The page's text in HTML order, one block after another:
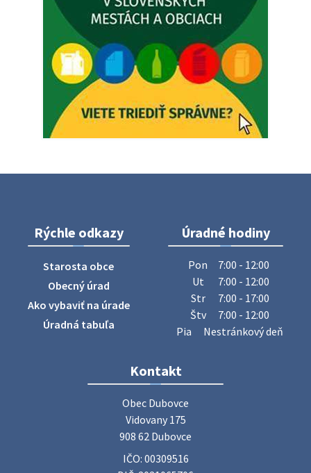
Vážený občan, zajtra 5. 8. sa bude zvážať komunálny odpad.
4. augusta 2026 15:30
Dnešný zvoz odpadu
Vážený občan, dnes 5. 8. sa zváža komunálny odpad.
5. augusta 2026 05:00
ZBER ŽELEZA
Obecný úrad oznamuje občanom, že v stredu 29. júla 2026
sa v našej obci uskutoční zber železa. Pracovníci Obecného
úradu budú od 8.00 hod. prechádzať obcou a zbierať
železný odpad …
27. júla 2026 06:31
Zájazd do Veľkého Medera
Základná organizácia Únie žien Slovenska Dubovce
srdečne pozýva svoje členky, ich rodinných príslušníkov aj
priateľov na jednodňový zájazd na termálne kúpalisko
Rýchle odkazy
Starosta obce
Obecný úrad
Ako vybaviť na úrade
Úradná tabuľa
Úradné hodiny
Pon
7:00 - 12:00
Ut
7:00 - 12:00
Str
7:00 - 17:00
Štv
7:00 - 12:00
Pia
Nestránkový deň
Kontakt
Obec Dubovce
Vidovany 175
908 62 Dubovce
IČO: 00309516